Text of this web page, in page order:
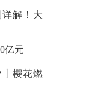
解！大
亿元
樱花燃